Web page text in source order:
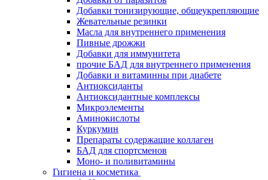
Добавки тонизирующие, общеукрепляющие
Жевательные резинки
Масла для внутреннего применения
Пивные дрожжи
Добавки для иммунитета
прочие БАД для внутреннего применения
Добавки и витаминны при диабете
Антиоксиданты
Антиоксидантные комплексы
Микроэлементы
Аминокислоты
Куркумин
Препараты содержащие коллаген
БАД для спортсменов
Моно- и поливитамины
Гигиена и косметика